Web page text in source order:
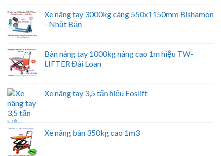
Xe nâng tay 3000kg càng 550x1150mm Bishamon
- Nhật Bản
Bàn nâng tay 1000kg nâng cao 1m hiệu TW-
LIFTER Đài Loan
Xe nâng tay 3,5 tấn hiệu Eoslift
Xe nâng bàn 350kg cao 1m3